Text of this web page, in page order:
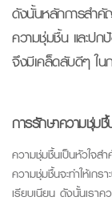
ดังนั้นหลักการสำคั
ความชุ่มชื้น และปก
จึงมีเคล็ดลับดีๆ ใน
การรักษาความชุ่ม
ความชุ่มชื้นเป็นหัวใจ
ความชุ่มชื้นจะทำให้เก
เรียบเนียน ดังนั้นเรา